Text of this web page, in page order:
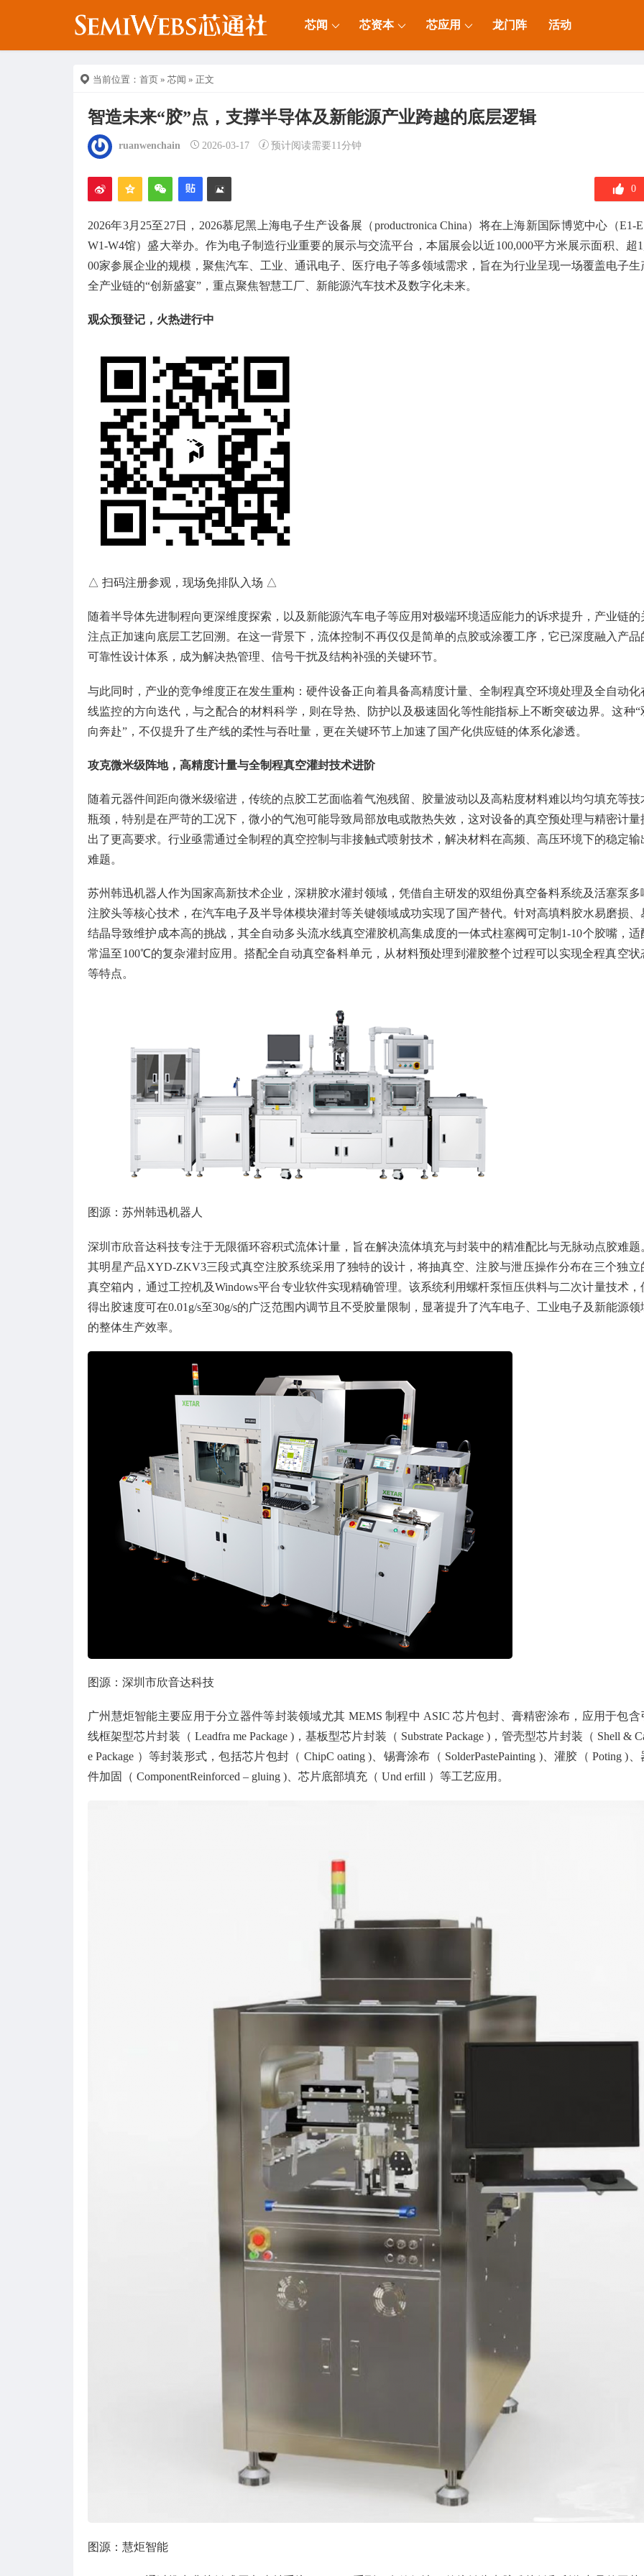
芯闻 芯资本 芯应用 龙门阵 活动
当前位置： 首页 » 芯闻 » 正文
智造未来“胶”点，支撑半导体及新能源产业跨越的底层逻辑
ruanwenchain 2026-03-17 预计阅读需要11分钟
0
2026年3月25至27日，2026慕尼黑上海电子生产设备展（productronica China）将在上海新国际博览中心（E1-
W1-W4馆）盛大举办。作为电子制造行业重要的展示与交流平台，本届展会以近100,000平方米展示面积、超
00家参展企业的规模，聚焦汽车、工业、通讯电子、医疗电子等多领域需求，旨在为行业呈现一场覆盖电子生
全产业链的“创新盛宴”，重点聚焦智慧工厂、新能源汽车技术及数字化未来。
观众预登记，火热进行中
△ 扫码注册参观，现场免排队入场 △
随着半导体先进制程向更深维度探索，以及新能源汽车电子等应用对极端环境适应能力的诉求提升，产业链的
注点正加速向底层工艺回溯。在这一背景下，流体控制不再仅仅是简单的点胶或涂覆工序，它已深度融入产品
可靠性设计体系，成为解决热管理、信号干扰及结构补强的关键环节。
与此同时，产业的竞争维度正在发生重构：硬件设备正向着具备高精度计量、全制程真空环境处理及全自动化
线监控的方向迭代，与之配合的材料科学，则在导热、防护以及极速固化等性能指标上不断突破边界。这种“
向奔赴”，不仅提升了生产线的柔性与吞吐量，更在关键环节上加速了国产化供应链的体系化渗透。
攻克微米级阵地，高精度计量与全制程真空灌封技术进阶
随着元器件间距向微米级缩进，传统的点胶工艺面临着气泡残留、胶量波动以及高粘度材料难以均匀填充等技
瓶颈，特别是在严苛的工况下，微小的气泡可能导致局部放电或散热失效，这对设备的真空预处理与精密计量
出了更高要求。行业亟需通过全制程的真空控制与非接触式喷射技术，解决材料在高频、高压环境下的稳定输
难题。
苏州韩迅机器人作为国家高新技术企业，深耕胶水灌封领域，凭借自主研发的双组份真空备料系统及活塞泵多
注胶头等核心技术，在汽车电子及半导体模块灌封等关键领域成功实现了国产替代。针对高填料胶水易磨损、
结晶导致维护成本高的挑战，其全自动多头流水线真空灌胶机高集成度的一体式柱塞阀可定制1-10个胶嘴，适
常温至100℃的复杂灌封应用。搭配全自动真空备料单元，从材料预处理到灌胶整个过程可以实现全程真空状
等特点。
图源：苏州韩迅机器人
深圳市欣音达科技专注于无限循环容积式流体计量，旨在解决流体填充与封装中的精准配比与无脉动点胶难题
其明星产品XYD-ZKV3三段式真空注胶系统采用了独特的设计，将抽真空、注胶与泄压操作分布在三个独立
真空箱内，通过工控机及Windows平台专业软件实现精确管理。该系统利用螺杆泵恒压供料与二次计量技术，
得出胶速度可在0.01g/s至30g/s的广泛范围内调节且不受胶量限制，显著提升了汽车电子、工业电子及新能源领
的整体生产效率。
图源：深圳市欣音达科技
广州慧炬智能主要应用于分立器件等封装领域尤其 MEMS 制程中 ASIC 芯片包封、膏精密涂布，应用于包含
线框架型芯片封装（ Leadfra me Package )，基板型芯片封装（ Substrate Package )，管壳型芯片封装（ Shell &
e Package ）等封装形式，包括芯片包封（ ChipC oating )、锡膏涂布（ SolderPastePainting )、灌胶（ Poting )、
件加固（ ComponentReinforced – gluing )、芯片底部填充（ Und erfill ）等工艺应用。
图源：慧炬智能